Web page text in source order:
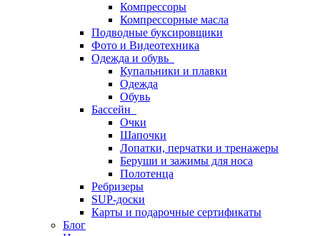
Компрессоры
Компрессорные масла
Подводные буксировщики
Фото и Видеотехника
Одежда и обувь
Купальники и плавки
Одежда
Обувь
Бассейн
Очки
Шапочки
Лопатки, перчатки и тренажеры
Беруши и зажимы для носа
Полотенца
Ребризеры
SUP-доски
Карты и подарочные сертификаты
Блог